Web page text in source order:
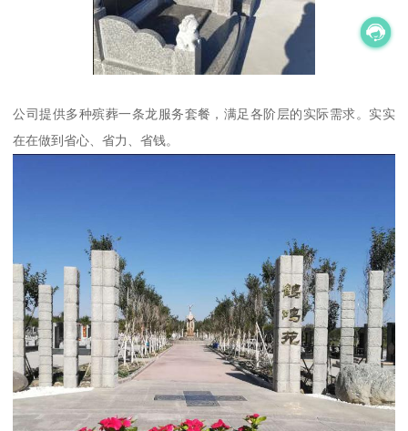
公司提供多种殡葬一条龙服务套餐，满足各阶层的实际需求。实实
在在做到省心、省力、省钱。